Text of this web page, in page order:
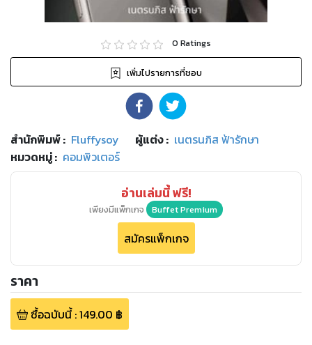
0 Ratings
เพิ่มไปรายการที่ชอบ
สำนักพิมพ์: Fluffysoy ผู้แต่ง : เนตรนภิส ฟ้ารักษา
หมวดหมู่: คอมพิวเตอร์
อ่านเล่มนี้ ฟรี!
เพียงมีแพ็กเกจ Buffet Premium
สมัครแพ็กเกจ
ราคา
ซื้อฉบับนี้:149.00 ฿